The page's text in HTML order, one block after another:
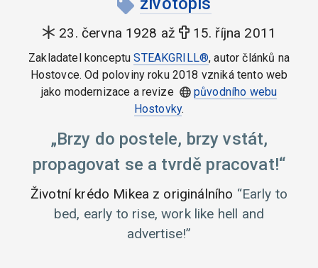
23. června 1928 až 15. října 2011
Zakladatel konceptuSTEAKGRILL®, autor článků na
Hostovce. Od poloviny roku 2018 vzniká tento web
jako modernizace a revize
původního webu
Hostovky.
Brzy do postele, brzy vstát,
propagovat se a tvrdě pracovat!
Životní krédo Mikea z originálního Early to
bed, early to rise, work like hell and
advertise!